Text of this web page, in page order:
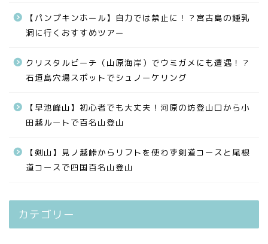
【パンプキンホール】自力では禁止に！？宮古島の鍾乳
洞に行くおすすめツアー
クリスタルビーチ（山原海岸）でウミガメにも遭遇！？
石垣島穴場スポットでシュノーケリング
【早池峰山】初心者でも大丈夫！河原の坊登山口から小
田越ルートで百名山登山
【剣山】見ノ越峠からリフトを使わず剣道コースと尾根
道コースで四国百名山登山
カテゴリー